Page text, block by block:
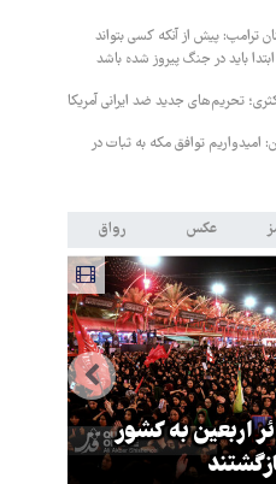
ترامپ: پیش از آنکه کسی بتواند
باید در جنگ پیروز شده باشد
تحریم‌های جدید ضد ایرانی آمریکا
امیدواریم توافق مکه به ثبات در
عکس رواق
اربعین به کشور